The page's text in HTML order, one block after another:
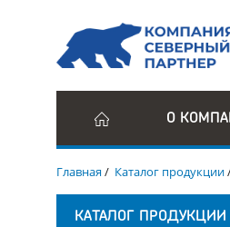
О
Главная/ Каталог продукции
КАТАЛОГ ПРОДУКЦИИ